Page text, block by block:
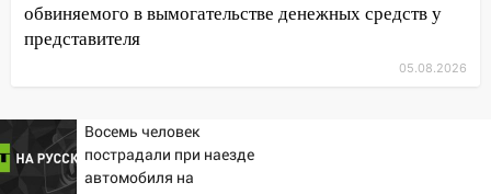
11:17 В Радищевском районе сгорели
хозяйственные постройки
10:18
уничтожено четыре беспилотника в
регионе
обвиняемого в вымогательстве денежных средств у
представителя
05.08.2026
Восемь человек
пострадали при наезде
автомобиля на